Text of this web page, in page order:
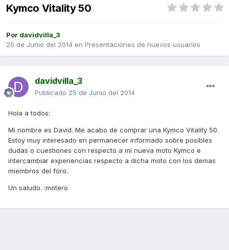
Kymco Vitality 50
Por davidvilla_3
25 de Junio del 2014 en Presentaciones de nuevos usuarios
davidvilla_3
Publicado 25 de Junio del 2014
Hola a todos:
Mi nombre es David. Me acabo de comprar una Kymco Vitality 50.
Estoy muy interesado en permanecer informado sobre posibles
dudas o cuestiones con respecto a mi nueva moto Kymco e
intercambiar experiencias respecto a dicha moto con los demas
miembros del foro.
Un saludo. :motero